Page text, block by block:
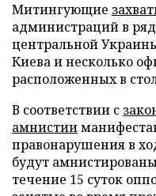
Митингующие
администраций в
центральной
Киева и несколько
расположенных в
В соответствии с
амнистии
правонарушения в
будут
течение 15 суток